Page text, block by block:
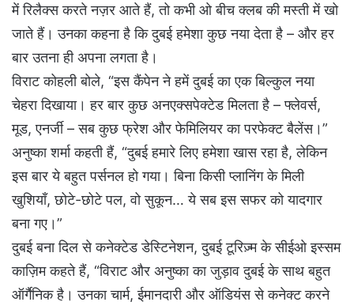
में रिलैक्स करते नज़र आते हैं, तो कभी ओ बीच क्लब की मस्ती में खो
जाते हैं। उनका कहना है कि दुबई हमेशा कुछ नया देता है – और हर
बार उतना ही अपना लगता है।
विराट कोहली बोले, “इस कैंपेन ने हमें दुबई का एक बिल्कुल नया
चेहरा दिखाया। हर बार कुछ अनएक्सपेक्टेड मिलता है – फ्लेवर्स,
मूड, एनर्जी – सब कुछ फ्रेश और फेमिलियर का परफेक्ट बैलेंस।”
अनुष्का शर्मा कहती हैं, “दुबई हमारे लिए हमेशा खास रहा है, लेकिन
इस बार ये बहुत पर्सनल हो गया। बिना किसी प्लानिंग के मिली
खुशियाँ, छोटे-छोटे पल, वो सुकून… ये सब इस सफर को यादगार
बना गए।”
दुबई बना दिल से कनेक्टेड डेस्टिनेशन, दुबई टूरिज़्म के सीईओ इस्सम
काज़िम कहते हैं, “विराट और अनुष्का का जुड़ाव दुबई के साथ बहुत
ऑर्गैनिक है। उनका चार्म, ईमानदारी और ऑडियंस से कनेक्ट करने